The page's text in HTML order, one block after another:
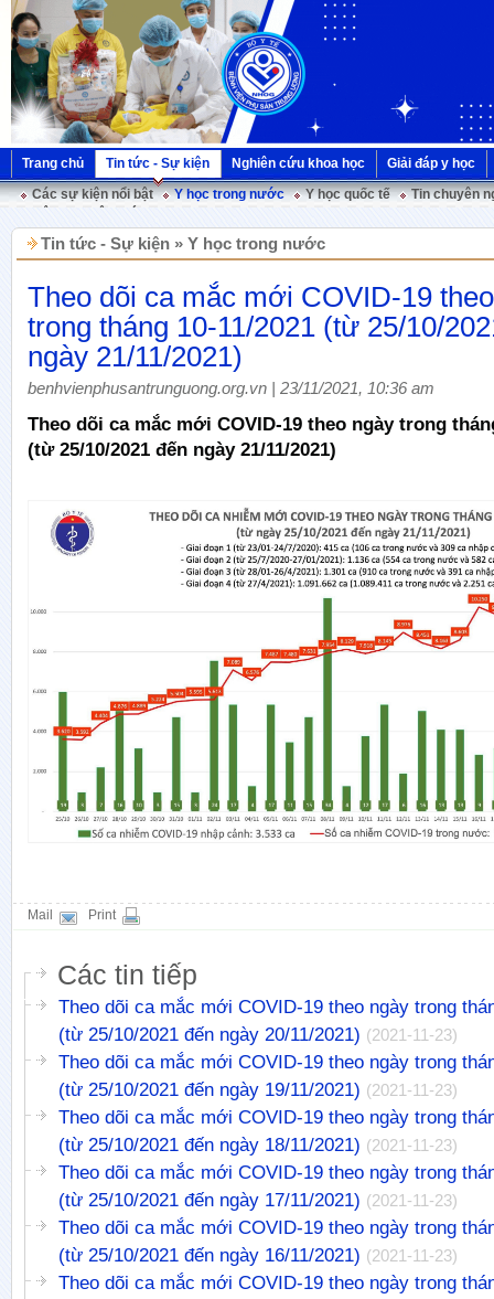
Trang chủ Tin tức - Sự kiện Nghiên cứu khoa học
Giải đáp y học
Các sự kiện nổi bật
Y học trong nước Y học quốc tế
Tin chuyên
Tin tức - Sự kiện » Y học trong nước
Theo dõi ca mắc mới COVID-19
trong tháng 10-11/2021 (từ 25/10/
ngày 21/11/2021)
benhvienphusantrunguong.org.vn | 23/11/2021, 10:36 am
Theo dõi ca mắc mới COVID-19 theo ngày trong
(từ 25/10/2021 đến ngày 21/11/2021)
Mail Print
Các tin tiếp
Theo dõi ca mắc mới COVID-19 theo ngày trong
(từ 25/10/2021 đến ngày 20/11/2021) (2021-11-23)
Theo dõi ca mắc mới COVID-19 theo ngày trong
(từ 25/10/2021 đến ngày 19/11/2021) (2021-11-23)
Theo dõi ca mắc mới COVID-19 theo ngày trong
(từ 25/10/2021 đến ngày 18/11/2021) (2021-11-23)
Theo dõi ca mắc mới COVID-19 theo ngày trong
(từ 25/10/2021 đến ngày 17/11/2021) (2021-11-23)
Theo dõi ca mắc mới COVID-19 theo ngày trong
(từ 25/10/2021 đến ngày 16/11/2021) (2021-11-23)
Theo dõi ca mắc mới COVID-19 theo ngày trong